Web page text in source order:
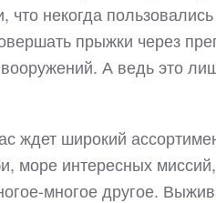
что некогда
прыжки через
А ведь это
ждет широкий
море интересных
многое другое.